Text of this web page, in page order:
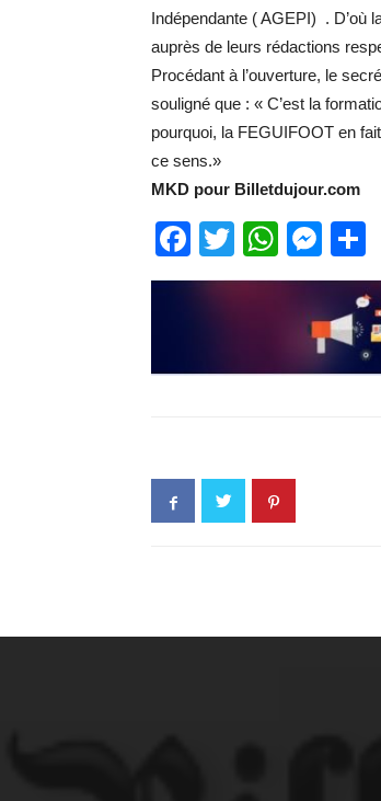
Indépendante ( AGEPI) . D’où
auprès de leurs rédactions
Procédant à l’ouverture, le
souligné que : « C’est la
pourquoi, la FEGUIFOOT en
ce sens.»
MKD pour Billetdujour.com
Facebook
Twitter